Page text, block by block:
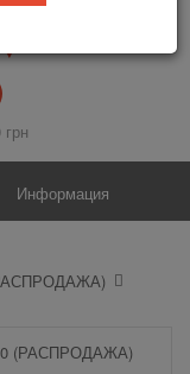
Информация